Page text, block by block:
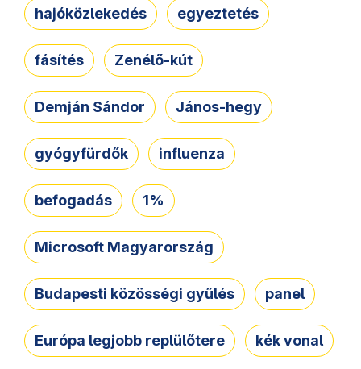
hajóközlekedés egyeztetés
fásítés Zenélő-kút
Demján Sándor János-hegy
gyógyfürdők influenza
befogadás 1%
Microsoft Magyarország
Budapesti közösségi gyűlés panel
Európa legjobb replülőtere kék vonal